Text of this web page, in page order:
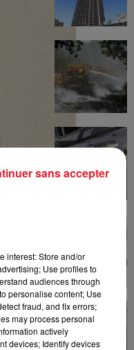
interest: Store and/or
Use profiles to
audiences through
personalise content; Use
fraud, and fix errors;
may process personal
actively
devices; Identify devices
sans accepter